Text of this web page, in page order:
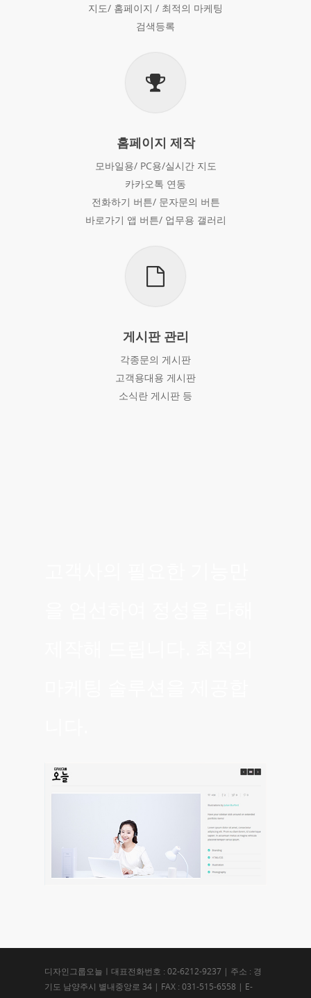
지도/ 홈페이지 / 최적의 마케팅
검색등록
홈페이지 제작
모바일용/ PC용/실시간 지도
카카오톡 연동
전화하기 버튼/ 문자문의 버튼
바로가기 앱 버튼/ 업무용 갤러리
게시판 관리
각종문의 게시판
고객용대용 게시판
소식란 게시판 등
디자인그룹오늘ㅣ대표전화번호 : 02-6212-9237 | 주소 : 경
기도 남양주시 별내중앙로 34 | FAX : 031-515-6558 | E-